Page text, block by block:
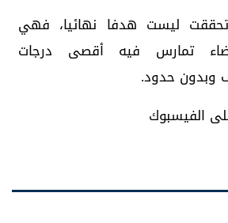
ليست هدفا نهائيا، فهي
تمارس فيه أقصى درجات
وبدون حدود.
الفيسبوك